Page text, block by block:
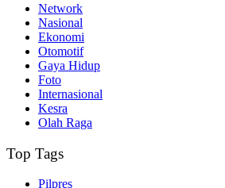
Network
Nasional
Ekonomi
Otomotif
Gaya Hidup
Foto
Internasional
Kesra
Olah Raga
Top Tags
Pilpres